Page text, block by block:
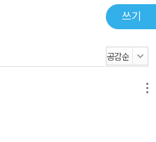
치적 올바름이 ‘비주류적’ ‘하위
지며 ‘반항적 남성성’이라는 환
욱 공격적으로 자신들의 경계를
앤절라 네이글은 공론장을 어
자신들의 행위를 ‘풍자’로 설명하
용자들이 대중문화적 시금석으
는 반항적 남성성, 인종분리주
하며 이를 받아들이지 못하는 사
쓰기